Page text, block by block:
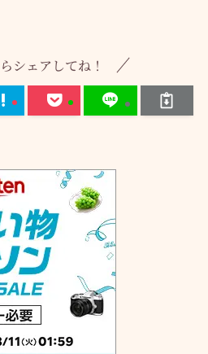
シェアしてね！